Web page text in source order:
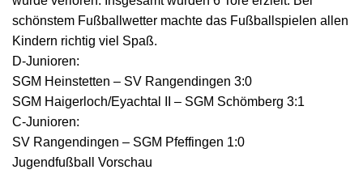
schönstem Fußballwetter machte das Fußballspielen allen
Kindern richtig viel Spaß.
D-Junioren:
SGM Heinstetten – SV Rangendingen 3:0
SGM Haigerloch/Eyachtal II – SGM Schömberg 3:1
C-Junioren:
SV Rangendingen – SGM Pfeffingen 1:0
Jugendfußball Vorschau